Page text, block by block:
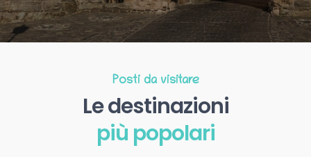
Posti da visitare
Le destinazioni
più popolari